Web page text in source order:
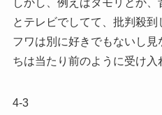
とテレビでしてて、批判殺到
フワは別に好きでもないし
ちは当たり前のように受け入
4-3